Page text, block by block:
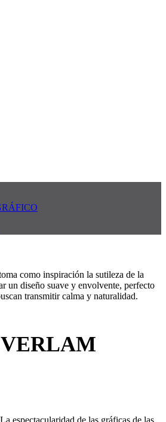
como inspiración la sutileza de la
un diseño suave y envolvente, perfecto
transmitir calma y naturalidad.
espectacularidad de las gráficas de las